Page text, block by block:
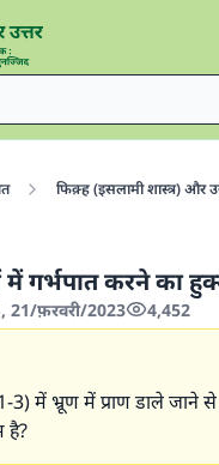
फिक़्ह (इसलामी शास्त्र) और
में गर्भपात करने का
21/फ़रवरी/2023 4,452
3) में भ्रूण में प्राण डाले जाने
है?